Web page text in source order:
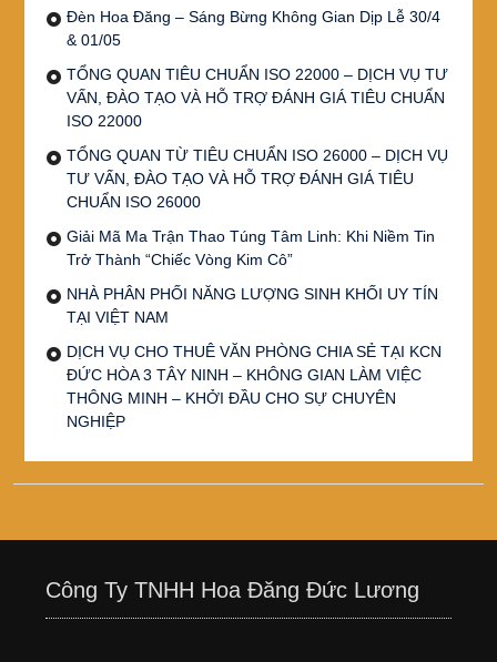
Đèn Hoa Đăng – Sáng Bừng Không Gian Dịp Lễ 30/4
& 01/05
TỔNG QUAN TIÊU CHUẨN ISO 22000 – DỊCH VỤ TƯ
VẤN, ĐÀO TẠO VÀ HỖ TRỢ ĐÁNH GIÁ TIÊU CHUẨN
ISO 22000
TỔNG QUAN TỪ TIÊU CHUẨN ISO 26000 – DỊCH VỤ
TƯ VẤN, ĐÀO TẠO VÀ HỖ TRỢ ĐÁNH GIÁ TIÊU
CHUẨN ISO 26000
Giải Mã Ma Trận Thao Túng Tâm Linh: Khi Niềm Tin
Trở Thành “Chiếc Vòng Kim Cô”
NHÀ PHÂN PHỐI NĂNG LƯỢNG SINH KHỐI UY TÍN
TẠI VIỆT NAM
DỊCH VỤ CHO THUÊ VĂN PHÒNG CHIA SẺ TẠI KCN
ĐỨC HÒA 3 TÂY NINH – KHÔNG GIAN LÀM VIỆC
THÔNG MINH – KHỞI ĐẦU CHO SỰ CHUYÊN
NGHIỆP
Công Ty TNHH Hoa Đăng Đức Lương